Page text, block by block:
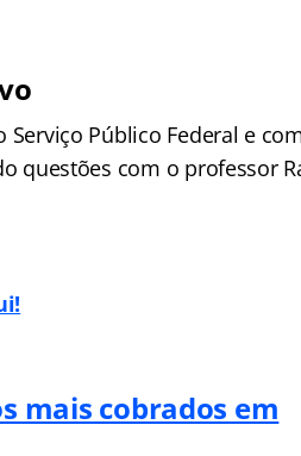
Público Federal e
questões com o professor
mais cobrados em